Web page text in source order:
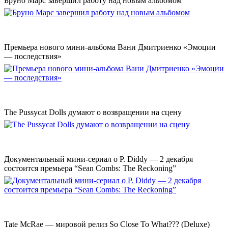
Премьера нового мини-альбома Вани Дмитриенко «Эмоции
— последствия»
The Pussycat Dolls думают о возвращении на сцену
Документальный мини-сериал о P. Diddy — 2 декабря
состоится премьера “Sean Combs: The Reckoning”
Tate McRae — мировой релиз So Close To What??? (Deluxe)